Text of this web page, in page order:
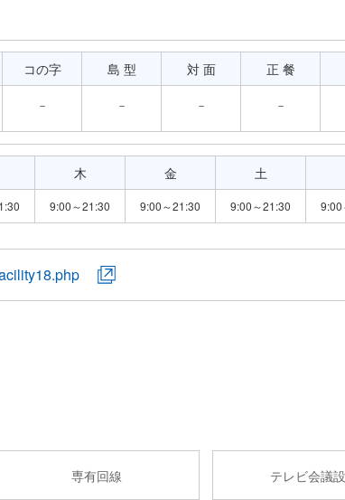
コの字
－
島 型
－
対 面
－
正 餐
－
木
9:00～21:30
金
9:00～21:30
土
9:00～21:30 9:00
専有回線 テレビ会議